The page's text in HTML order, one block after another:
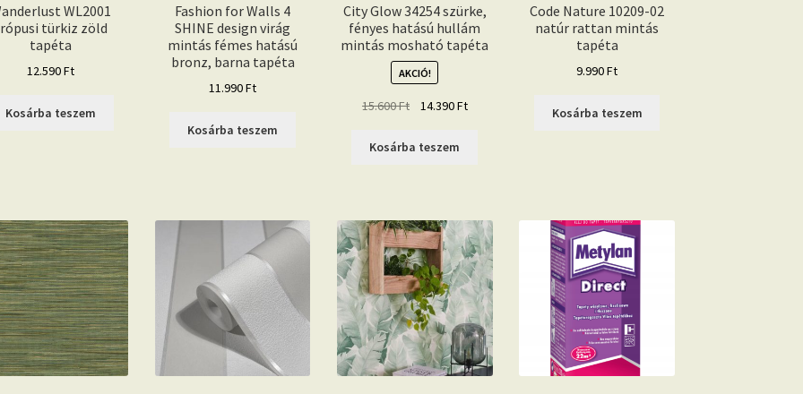
WL2001
türkiz zöld
tapéta
12.590Ft
Kosárba teszem
Fashion for Walls 4
SHINE design virág
mintás fémes hatású
bronz, barna tapéta
11.990Ft
Kosárba teszem
City Glow 34254 szürke,
fényes hatású hullám
mintás mosható tapéta
AKCIÓ!
15.600Ft
Original
was:
14.390FtCurrent
Kosárba teszem
Code Nature 10209-02
natúr rattan mintás
tapéta
9.990Ft
Kosárba teszem